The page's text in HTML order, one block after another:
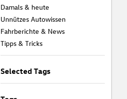
Damals & heute
Unnützes Autowissen
Fahrberichte & News
Tipps & Tricks
Selected Tags